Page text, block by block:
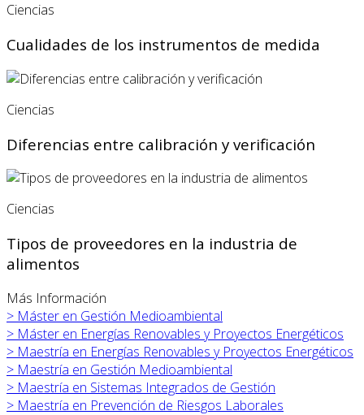
Ciencias
Cualidades de los instrumentos de medida
Ciencias
Diferencias entre calibración y verificación
Ciencias
Tipos de proveedores en la industria de
alimentos
Más Información
> Máster en Gestión Medioambiental
> Máster en Energías Renovables y Proyectos Energéticos
> Maestría en Energías Renovables y Proyectos Energéticos
> Maestría en Gestión Medioambiental
> Maestría en Sistemas Integrados de Gestión
> Maestría en Prevención de Riesgos Laborales